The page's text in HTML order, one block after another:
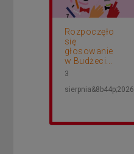
Rozpoczęło
się
głosowanie
w Budżeci...
3
sierpnia&8b44p;2026